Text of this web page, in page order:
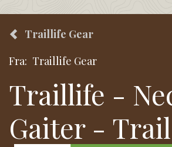
Traillife Gear
Fra: Traillife Gear
Traillife -
Gaiter -